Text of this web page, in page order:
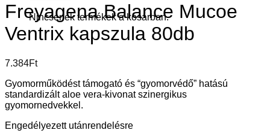
Nincsenek termékek a kosárban.
Freyagena Balance Mucoe
Ventrix kapszula 80db
7.384Ft
Gyomorműködést támogató és “gyomorvédő” hatású
standardizált aloe vera-kivonat szinergikus
gyomornedvekkel.
Engedélyezett utánrendelésre